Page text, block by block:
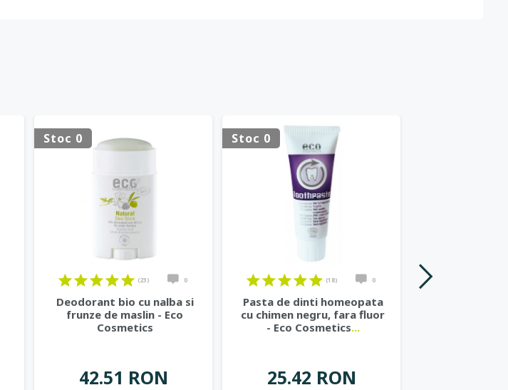
Stoc 0
(23) 0
Deodorant bio cu nalba si
frunze de maslin - Eco
Cosmetics
42.51 RON
Stoc 0
(18) 0
Pasta de dinti homeopata
cu chimen negru, fara fluor
- Eco Cosmetics...
25.42 RON